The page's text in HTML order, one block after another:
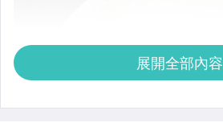
展開全部內容